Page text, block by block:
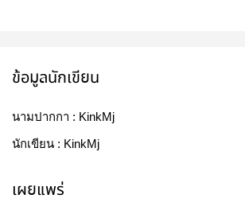
ข้อมูลนักเขียน
นามปากกา : KinkMj
นักเขียน : KinkMj
เผยแพร่